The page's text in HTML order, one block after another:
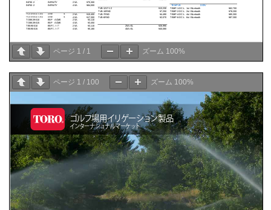
ページ 1 / 1 ズーム 100%
ページ 1 / 100 ズーム 100%